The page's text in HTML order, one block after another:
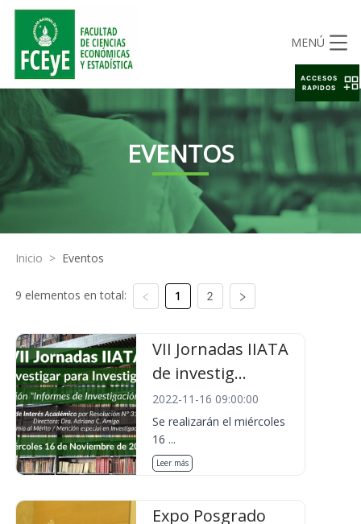
MENÚ
EVENTOS
Inicio > Eventos
9 elementos en total: 1 2
VII Jornadas IIATA
de investig...
2022-11-16 09:00:00
Se realizarán el miércoles
16 ...
Leer más
Expo Posgrado
ACCESOS
RAPIDOS